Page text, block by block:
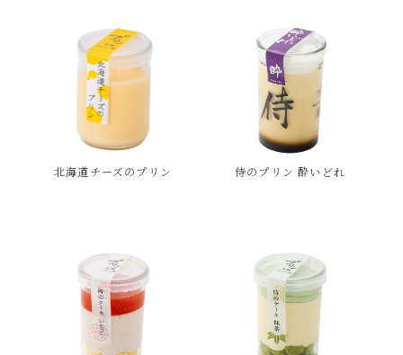
北海道チーズのプリン 侍のプリン 酔いどれ